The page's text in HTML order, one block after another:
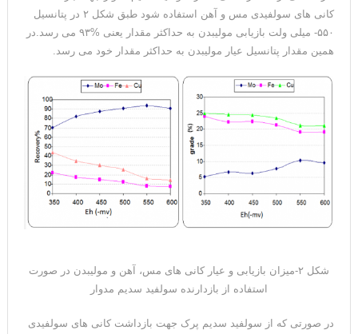
کانی های سولفیدی مس و آهن استفاده شود طبق شکل ۲ در پتانسیل
۵۵۰- میلی ولت بازیابی مولیبدن به حداکثر مقدار یعنی %۹۳ می رسد.در
همین مقدار پتانسیل عیار مولیبدن به حداکثر مقدار خود می رسد.
شکل ۲-میزان بازیابی و عیار کانی های مس، آهن و مولیبدن در صورت
استفاده از بازدارنده سولفید سدیم مدوار
در صورتی که از سولفید سدیم پرک جهت بازداشت کانی های سولفیدی